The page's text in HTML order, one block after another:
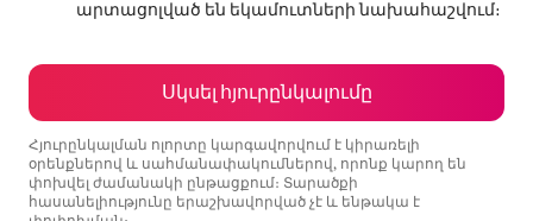
արտացոլված են եկամուտների նախահաշվում։
Սկսել հյուրընկալումը
Հյուրընկալման ոլորտը կարգավորվում է կիրառելի
օրենքներով և սահմանափակումներով, որոնք կարող են
փոխվել ժամանակի ընթացքում։ Տարածքի
հասանելիությունը երաշխավորված չէ և ենթակա է